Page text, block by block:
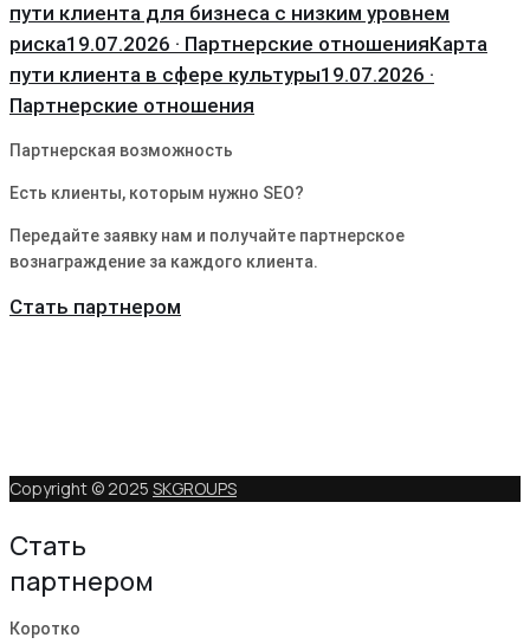
пути клиента для бизнеса с низким уровнем
риска19.07.2026 · Партнерские отношенияКарта
пути клиента в сфере культуры19.07.2026 ·
Партнерские отношения
Партнерская возможность
Есть клиенты, которым нужно SEO?
Передайте заявку нам и получайте партнерское
вознаграждение за каждого клиента.
Стать партнером
Copyright © 2025 SKGROUPS
Стать
партнером
Коротко